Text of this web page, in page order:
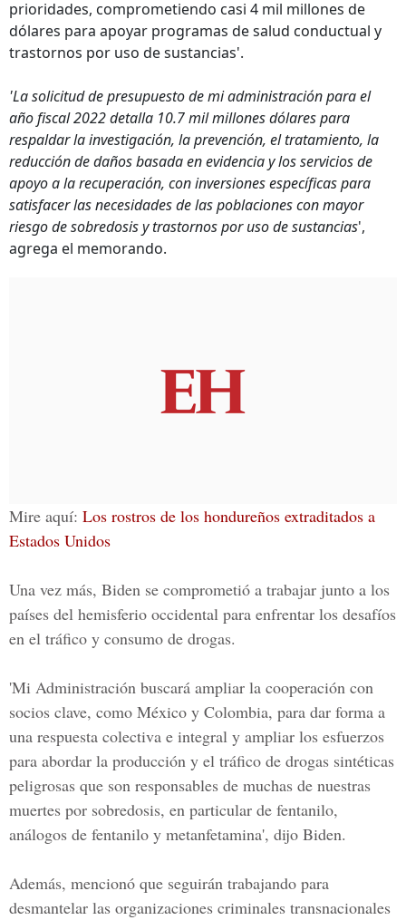
prioridades, comprometiendo casi 4 mil millones de
dólares para apoyar programas de salud conductual y
trastornos por uso de sustancias'.
'La solicitud de presupuesto de mi administración para el
año fiscal 2022 detalla 10.7 mil millones dólares para
respaldar la investigación, la prevención, el tratamiento, la
reducción de daños basada en evidencia y los servicios de
apoyo a la recuperación, con inversiones específicas para
satisfacer las necesidades de las poblaciones con mayor
riesgo de sobredosis y trastornos por uso de sustancias',
agrega el memorando.
Mire aquí: Los rostros de los hondureños extraditados a
Estados Unidos
Una vez más, Biden se comprometió a trabajar junto a los
países del hemisferio occidental para enfrentar los desafíos
en el tráfico y consumo de drogas.
'Mi Administración buscará ampliar la cooperación con
socios clave, como México y Colombia, para dar forma a
una respuesta colectiva e integral y ampliar los esfuerzos
para abordar la producción y el tráfico de drogas sintéticas
peligrosas que son responsables de muchas de nuestras
muertes por sobredosis, en particular de fentanilo,
análogos de fentanilo y metanfetamina', dijo Biden.
Además, mencionó que seguirán trabajando para
desmantelar las organizaciones criminales transnacionales